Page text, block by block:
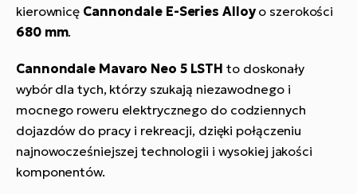
kierownicę Cannondale E-Series Alloyo szerokości
680 mm.
Cannondale Mavaro Neo 5 LSTH to doskonały
wybór dla tych, którzy szukają niezawodnego i
mocnego roweru elektrycznego do codziennych
dojazdów do pracy i rekreacji, dzięki połączeniu
najnowocześniejszej technologii i wysokiej jakości
komponentów.